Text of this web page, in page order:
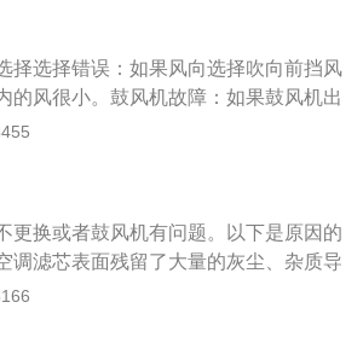
接更换鼓风机。7、内部电容损坏造
坏的部件。解决办法：通过对损坏的部
空调不出风的问题。8、管路出现破
后就会老化破损或者与其他部件干涉
系统。解决办法：需要将车辆前排空
匹配独立后排空调系统，需要将空调系
实取决于你的用车情况，一般城市家
择选择错误：如果风向选择吹向前挡风
的风很小。鼓风机故障：如果鼓风机出
会变小，此时建议去4s店或专业维修
便会影响出风口的风量。需要及时进
更换或者鼓风机有问题。以下是原因的
调滤芯表面残留了大量的灰尘、杂质导
会下降，比如有一辆车一直反馈制冷